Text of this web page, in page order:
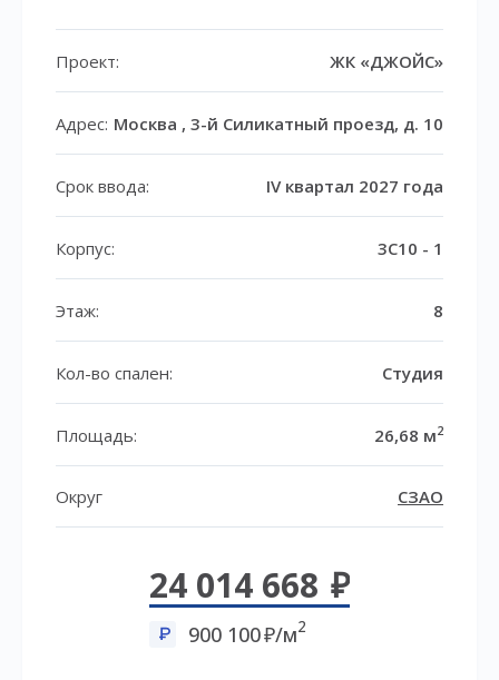
Проект: ЖК «ДЖОЙС»
Адрес: Москва , 3-й Силикатный проезд, д. 10
Срок ввода: IV квартал 2027 года
Корпус: 3С10 - 1
Этаж: 8
Кол-во спален: Студия
Площадь: 26,68 м2
Округ СЗАО
24 014 668
900 100 /м2